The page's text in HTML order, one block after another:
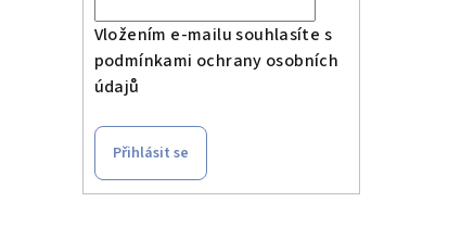
Vložením e-mailu souhlasíte s
podmínkami ochrany osobních
údajů
Přihlásit se